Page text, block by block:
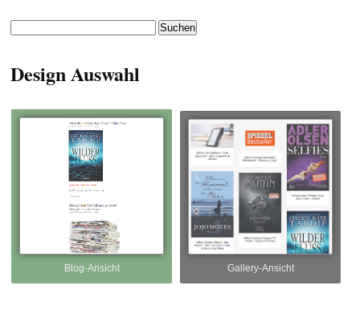
Design Auswahl
Blog-Ansicht Gallery-Ansicht